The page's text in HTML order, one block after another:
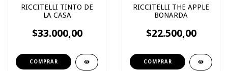
RICCITELLI TINTO DE
LA CASA
$33.000,00
RICCITELLI THE APPLE
BONARDA
$22.500,00